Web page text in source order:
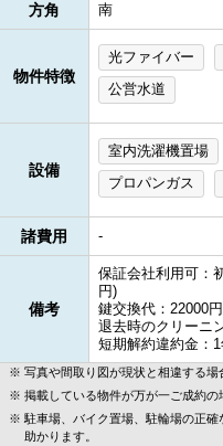
方角 南
物件特徴
光ファイバー
公営水道
設備
室内洗濯機置場
プロパンガス
諸費用 -
備考
保証会社利用可：
円)
鍵交換代：22000円
退去時のクリーニ
短期解約違約金：
写真や間取り図が現状と相違する場
掲載している物件が万が一ご成約の
駐車場、バイク置場、駐輪場の正
助かります。